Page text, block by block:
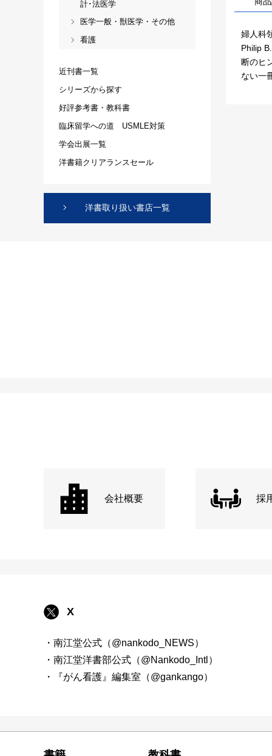
婦人科
Philip
断のヒ
ない一
計･法医学
医学一般・獣医学・その他
看護
近刊書一覧
シリーズから探す
好評参考書・教科書
臨床留学への道 USMLE対策
学会出展一覧
洋書籍クリアランスセール
洋書取り扱い書店一覧
会社概要 採
X
・南江堂公式（@nankodo_NEWS）
・南江堂洋書部公式（@Nankodo_Intl）
・『がん看護』編集室（@gankango）